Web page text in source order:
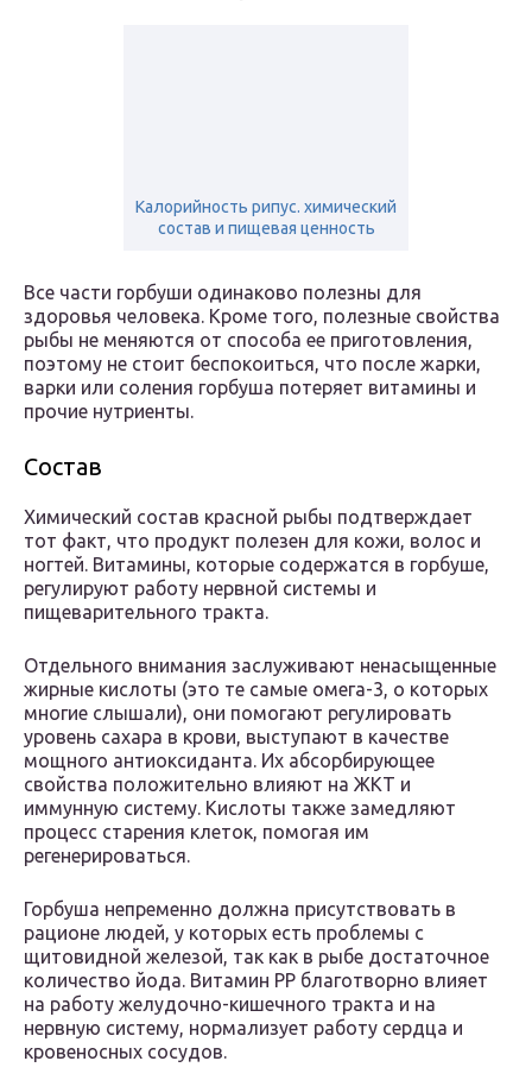
Калорийность рипус. химический
состав и пищевая ценность
Все части горбуши одинаково полезны для
здоровья человека. Кроме того, полезные свойства
рыбы не меняются от способа ее приготовления,
поэтому не стоит беспокоиться, что после жарки,
варки или соления горбуша потеряет витамины и
прочие нутриенты.
Состав
Химический состав красной рыбы подтверждает
тот факт, что продукт полезен для кожи, волос и
ногтей. Витамины, которые содержатся в горбуше,
регулируют работу нервной системы и
пищеварительного тракта.
Отдельного внимания заслуживают ненасыщенные
жирные кислоты (это те самые омега-3, о которых
многие слышали), они помогают регулировать
уровень сахара в крови, выступают в качестве
мощного антиоксиданта. Их абсорбирующее
свойства положительно влияют на ЖКТ и
иммунную систему. Кислоты также замедляют
процесс старения клеток, помогая им
регенерироваться.
Горбуша непременно должна присутствовать в
рационе людей, у которых есть проблемы с
щитовидной железой, так как в рыбе достаточное
количество йода. Витамин РР благотворно влияет
на работу желудочно-кишечного тракта и на
нервную систему, нормализует работу сердца и
кровеносных сосудов.